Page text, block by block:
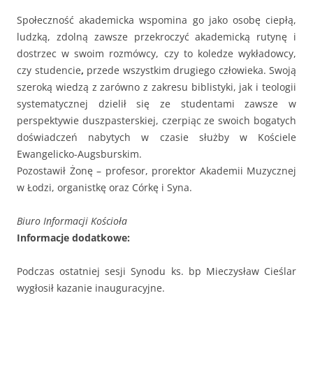
Społeczność akademicka wspomina go jako osobę ciepłą,
ludzką, zdolną zawsze przekroczyć akademicką rutynę i
dostrzec w swoim rozmówcy, czy to koledze wykładowcy,
czy studencie, przede wszystkim drugiego człowieka. Swoją
szeroką wiedzą z zarówno z zakresu biblistyki, jak i teologii
systematycznej dzielił się ze studentami zawsze w
perspektywie duszpasterskiej, czerpiąc ze swoich bogatych
doświadczeń nabytych w czasie służby w Kościele
Ewangelicko-Augsburskim.
Pozostawił Żonę – profesor, prorektor Akademii Muzycznej
w Łodzi, organistkę oraz Córkę i Syna.
Biuro Informacji Kościoła
Informacje dodatkowe:
Podczas ostatniej sesji Synodu ks. bp Mieczysław Cieślar
wygłosił kazanie inauguracyjne.